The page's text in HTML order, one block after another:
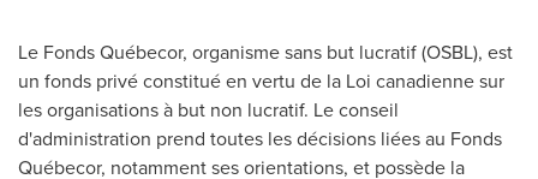
Le Fonds Québecor, organisme sans but lucratif (OSBL), est
un fonds privé constitué en vertu de la Loi canadienne sur
les organisations à but non lucratif. Le conseil
d'administration prend toutes les décisions liées au Fonds
Québecor, notamment ses orientations, et possède la